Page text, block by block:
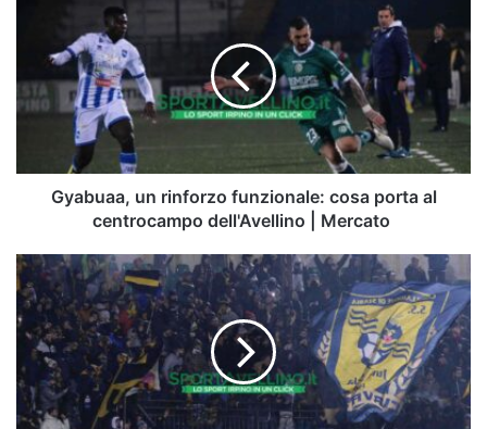
funzionale:
cosa
porta
centrocampo
dell'Avellino
Gyabuaa, un rinforzo funzionale: cosa porta al
centrocampo dell'Avellino | Mercato
Juve
Stabia,
c’è
lo
sprint
per
un
ex